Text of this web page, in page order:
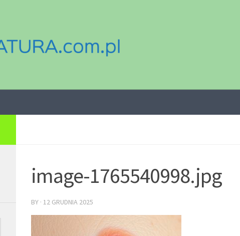
image-1765540998.jpg
BY · 12 GRUDNIA 2025